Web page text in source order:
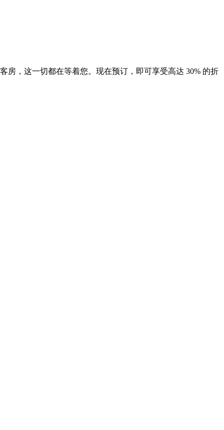
房，这一切都在等着您。现在预订，即可享受高达 30% 的折